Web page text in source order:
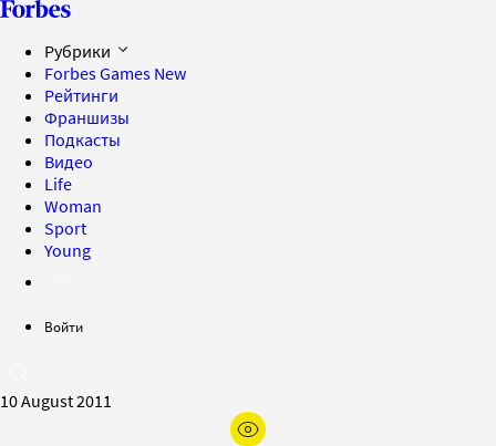
Рубрики
Forbes Games New
Рейтинги
Франшизы
Подкасты
Видео
Life
Woman
Sport
Young
Войти
10 August 2011